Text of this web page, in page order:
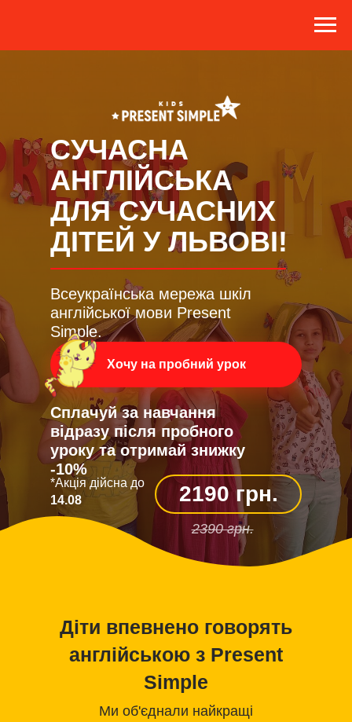
Хочу на пробний урок
Всеукраїнська мережа шкіл
англійської мови Present
Simple.
СУЧАСНА
АНГЛІЙСЬКА
ДЛЯ СУЧАСНИХ
ДІТЕЙ У ЛЬВОВІ!
Сплачуй за навчання
відразу після пробного
уроку та отримай знижку
-10%
2190 грн.
2390 грн.
*Акція дійсна до
14.08
Діти впевнено говорять
англійською з Present
Simple
Ми об'єднали найкращі